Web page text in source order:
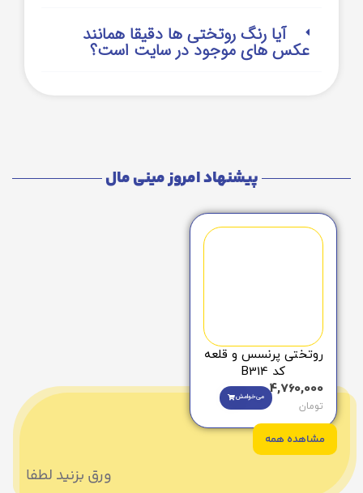
آیا رنگ روتختی ها دقیقا همانند
عکس های موجود در سایت است؟
پیشنهاد امروز مینی مال
روتختی پرنسس و قلعه
کد B314
4,760,000
تومان
می‌خوامش
مشاهده همه
ورق بزنید لطفا